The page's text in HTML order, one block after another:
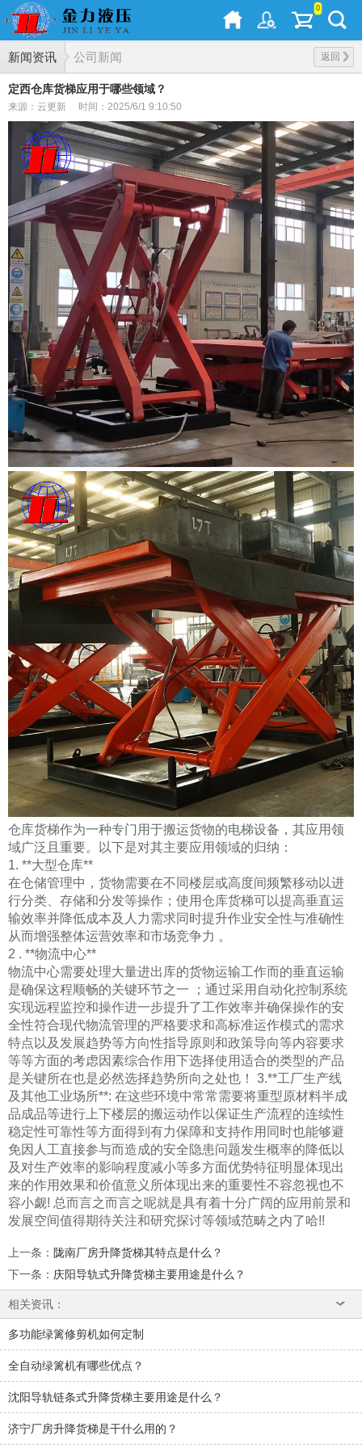
0
新闻资讯 返回
公司新闻
定西仓库货梯应用于哪些领域？
来源：云更新 时间：2025/6/1 9:10:50
仓库货梯作为一种专门用于搬运货物的电梯设备，其应用领
域广泛且重要。以下是对其主要应用领域的归纳：
1. **大型仓库**
在仓储管理中，货物需要在不同楼层或高度间频繁移动以进
行分类、存储和分发等操作；使用仓库货梯可以提高垂直运
输效率并降低成本及人力需求同时提升作业安全性与准确性
从而增强整体运营效率和市场竞争力 。
2 . **物流中心**
物流中心需要处理大量进出库的货物运输工作而的垂直运输
是确保这程顺畅的关键环节之一 ；通过采用自动化控制系统
实现远程监控和操作进一步提升了工作效率并确保操作的安
全性符合现代物流管理的严格要求和高标准运作模式的需求
特点以及发展趋势等方向性指导原则和政策导向等内容要求
等等方面的考虑因素综合作用下选择使用适合的类型的产品
是关键所在也是必然选择趋势所向之处也！ 3.**工厂生产线
及其他工业场所**: 在这些环境中常常需要将重型原材料半成
品成品等进行上下楼层的搬运动作以保证生产流程的连续性
稳定性可靠性等方面得到有力保障和支持作用同时也能够避
免因人工直接参与而造成的安全隐患问题发生概率的降低以
及对生产效率的影响程度减小等多方面优势特征明显体现出
来的作用效果和价值意义所体现出来的重要性不容忽视也不
容小觑! 总而言之而言之呢就是具有着十分广阔的应用前景和
发展空间值得期待关注和研究探讨等领域范畴之内了哈!!
上一条 ： 陇南厂房升降货梯其特点是什么？
下一条 ： 庆阳导轨式升降货梯主要用途是什么？
相关资讯：
多功能绿篱修剪机如何定制
全自动绿篱机有哪些优点？
沈阳导轨链条式升降货梯主要用途是什么？
济宁厂房升降货梯是干什么用的？